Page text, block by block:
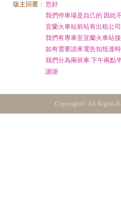
版主回覆： 您好
我們停車場是自己的 因此
宜蘭火車站前站有出租公
我們有專車至宜蘭火車站
如有需要請來電告知抵達
我們分為兩班車 下午兩點
謝謝
Copyright© All Rights